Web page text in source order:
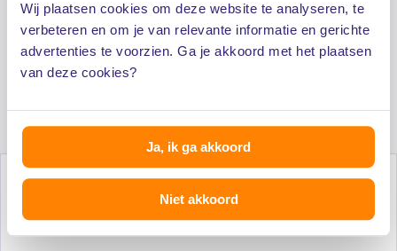
Wij plaatsen cookies om deze website te analyseren, te
verbeteren en om je van relevante informatie en gerichte
advertenties te voorzien. Ga je akkoord met het plaatsen
van deze cookies?
Ja, ik ga akkoord
Niet akkoord
Lagere woonlasten door collectieve inkoop
Exclusieve dienstverlening voor een aantrekkelijk